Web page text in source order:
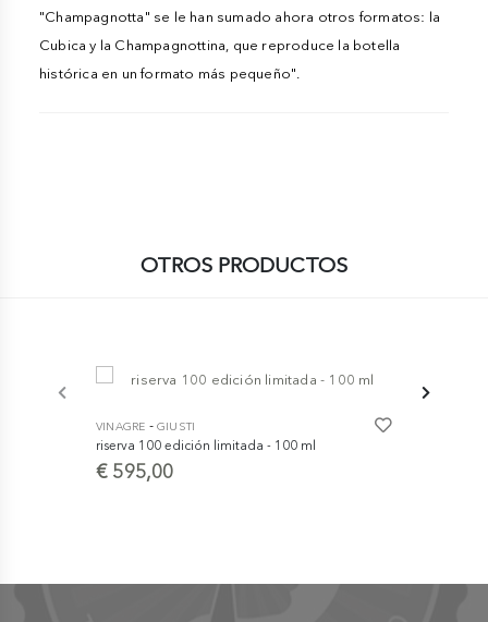
"Champagnotta" se le han sumado ahora otros formatos: la
Cubica y la Champagnottina, que reproduce la botella
histórica en un formato más pequeño".
OTROS PRODUCTOS
VINAGRE -GIUSTI
riserva 100 edición limitada - 100 ml
€ 595,00